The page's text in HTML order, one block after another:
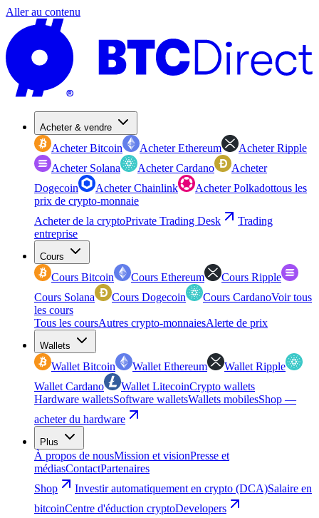
Aller au contenu
Acheter & vendre
Acheter Bitcoin Acheter Ethereum
Acheter Ripple
Acheter Solana
Acheter Cardano
Acheter
Dogecoin
Acheter Chainlink Acheter Polkadottous les
prix de crypto-monnaie
Acheter de la cryptoPrivate Trading Desk
Trading
entreprise
Cours
Cours Bitcoin Cours Ethereum
Cours Ripple
Cours Solana
Cours Dogecoin Cours CardanoVoir tous
les cours
Tous les coursAutres crypto-monnaiesAlerte de prix
Wallets
Wallet Bitcoin Wallet Ethereum
Wallet Ripple
Wallet Cardano
Wallet LitecoinCrypto wallets
Hardware walletsSoftware walletsWallets mobilesShop —
acheter du hardware
Plus
À propos de nousMission et visionPresse et
médiasContactPartenaires
Shop
Investir automatiquement en crypto (DCA)Salaire en
bitcoinCentre d'éduction cryptoDevelopers